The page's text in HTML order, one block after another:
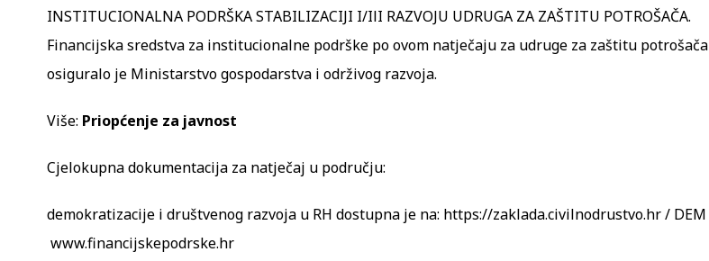
INSTITUCIONALNA PODRŠKA STABILIZACIJI I/IlI RAZVOJU UDRUGA ZA ZAŠTITU POTROŠAČA.
Financijska sredstva za institucionalne podrške po ovom natječaju za udruge za zaštitu potrošača
osiguralo je Ministarstvo gospodarstva i održivog razvoja.
Više: Priopćenje za javnost
Cjelokupna dokumentacija za natječaj u području:
demokratizacije i društvenog razvoja u RH dostupna je na: https://zaklada.civilnodrustvo.hr / DEM
www.financijskepodrske.hr